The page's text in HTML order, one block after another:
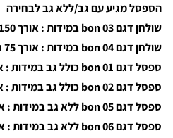
הספסל מגיע עם גב/ללא גב לבחירה
שולחן דגם 03 bon במידות : אורך 150 גובה 75 רוחב 75
שולחן דגם 04 bon במידות : אורך 75 גובה 75 רוחב 75
ספסל דגם 01 bon כולל גב במידות : אורך 150 גובה 83 עומק 43
ספסל דגם 02 bon כולל גב במידות : אורך 75 גובה 83 עומק 43
ספסל דגם 05 bon ללא גב במידות : אורך 120 גובה 48 עומק 38
ספסל דגם 06 bon ללא גב במידות : אורך 60 גובה 48 עומק 38